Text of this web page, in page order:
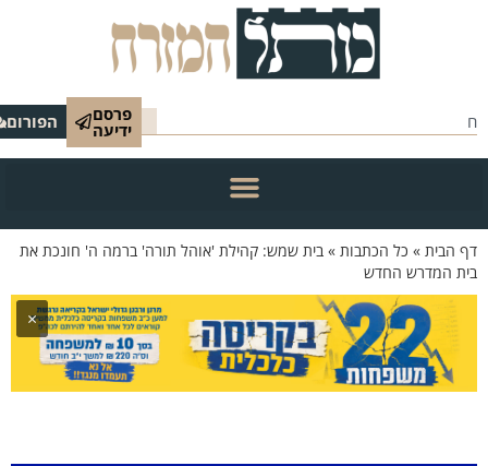
פרסם
ידיעה הפורום
הבית»כל הכתבות»בית שמש: קהילת 'אוהל תורה' ברמה ה' חונכת את
המדרש החדש
×